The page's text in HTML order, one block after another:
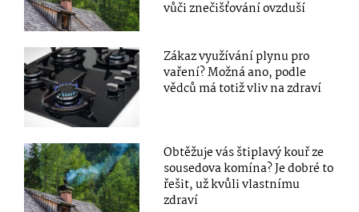
vůči znečišťování ovzduší
Zákaz využívání plynu pro
vaření? Možná ano, podle
vědců má totiž vliv na zdraví
Obtěžuje vás štiplavý kouř ze
sousedova komína? Je dobré to
řešit, už kvůli vlastnímu
zdraví